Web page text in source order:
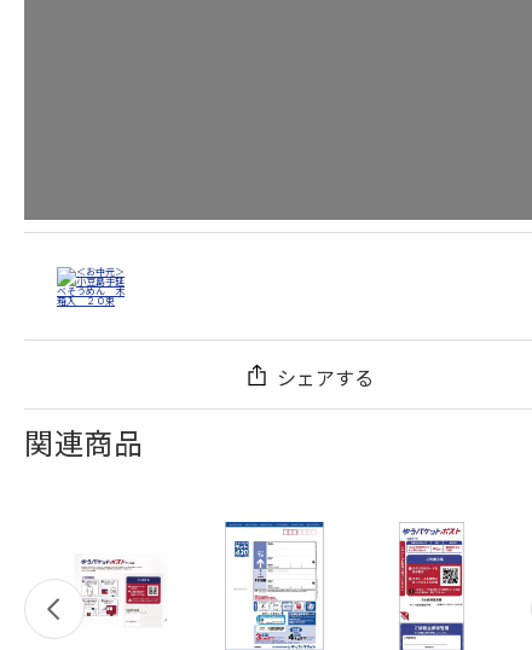
シェアする
関連商品